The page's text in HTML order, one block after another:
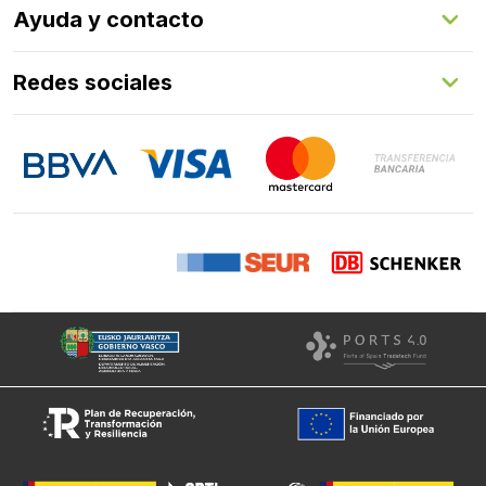
Programa de fidelización
Ayuda y contacto
FAQs
Contacto
Redes sociales
Instagram
Facebook